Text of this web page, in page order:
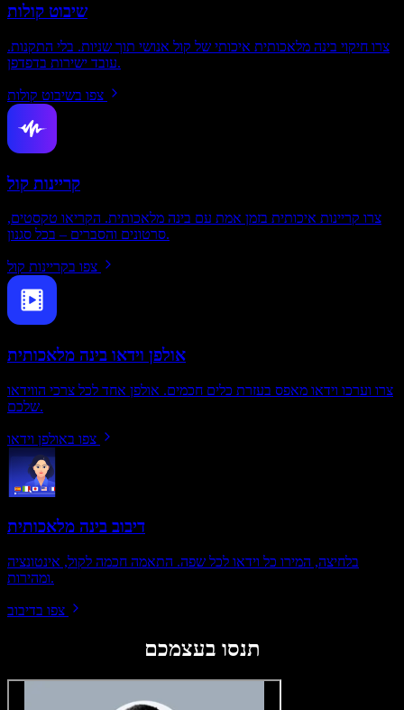
שיבוט קולות
צרו חיקוי בינה מלאכותית איכותי של קול אנושי תוך שניות. בלי התקנות.
עובד ישירות בדפדפן.
צפו בשיבוט קולות
קריינות קול
צרו קריינות איכותית בזמן אמת עם בינה מלאכותית. הקריאו טקסטים,
סרטונים והסברים – בכל סגנון.
צפו בקריינות קול
אולפן וידאו בינה מלאכותית
צרו וערכו וידאו מאפס בעזרת כלים חכמים. אולפן אחד לכל צרכי הווידאו
שלכם.
צפו באולפן וידאו
דיבוב בינה מלאכותית
בלחיצה, המירו כל וידאו לכל שפה. התאמה חכמה לקול, אינטונציה
ומהירות.
צפו בדיבוב
תנסו בעצמכם